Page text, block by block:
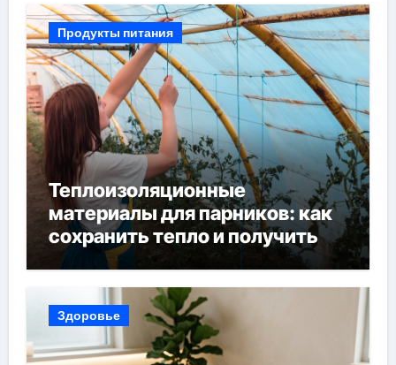
Продукты питания
Теплоизоляционные
материалы для парников: как
сохранить тепло и получить
богатый урожай
Здоровье